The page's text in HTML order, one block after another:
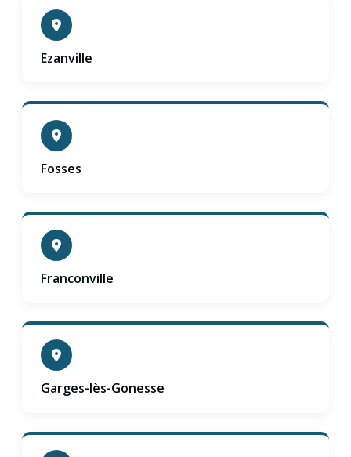
Ezanville
Fosses
Franconville
Garges-lès-Gonesse